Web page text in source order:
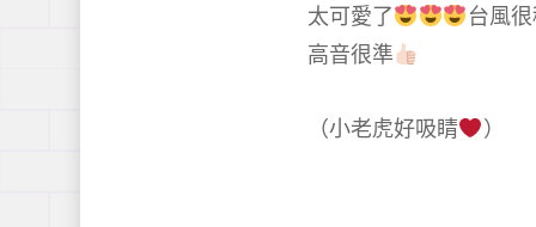
太可愛了
台風很
高音很準
（小老虎好吸睛 ）